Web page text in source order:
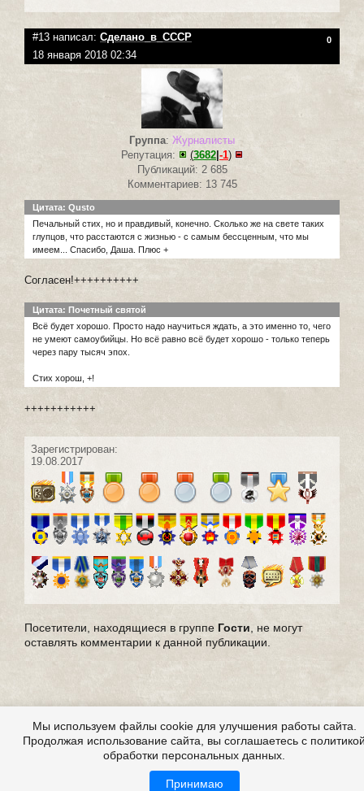
#13 написал: Сделано_в_СССР 0
18 января 2018 02:34
Группа: Журналисты
Репутация:
(3682 -1)
Публикаций: 2 685
Комментариев: 13 745
Цитата: Qusto
Печальный стих, но и правдивый, конечно. Сколько же на свете таких
глупцов, что расстаются с жизнью - с самым бессценным, что мы
имеем... Спасибо, Даша. Плюс +
Согласен!++++++++++
Цитата: Почетный святой
Всё будет хорошо. Просто надо научиться ждать, а это именно то, чего
не умеют самоубийцы. Но всё равно всё будет хорошо - только теперь
через пару тысяч эпох.
Стих хорош, +!
+++++++++++
Зарегистрирован:
19.08.2017
Посетители, находящиеся в группе Гости , не могут
оставлять комментарии к данной публикации.
Мы используем файлы cookie для улучшения работы сайта.
Продолжая использование сайта, вы соглашаетесь с
обработки персональных данных.
Принимаю